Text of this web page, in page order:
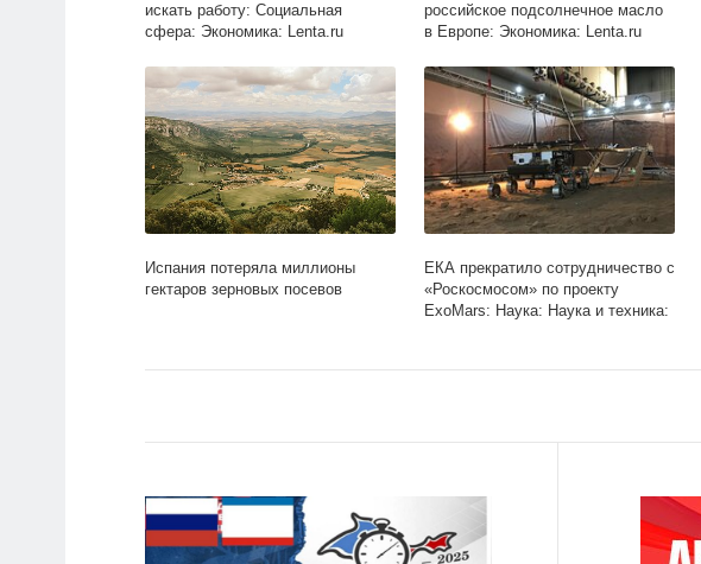
искать работу: Социальная
сфера: Экономика: Lenta.ru
российское подсолнечное масло
в Европе: Экономика: Lenta.ru
Испания потеряла миллионы
гектаров зерновых посевов
ЕКА прекратило сотрудничество с
«Роскосмосом» по проекту
ExoMars: Наука: Наука и техника: